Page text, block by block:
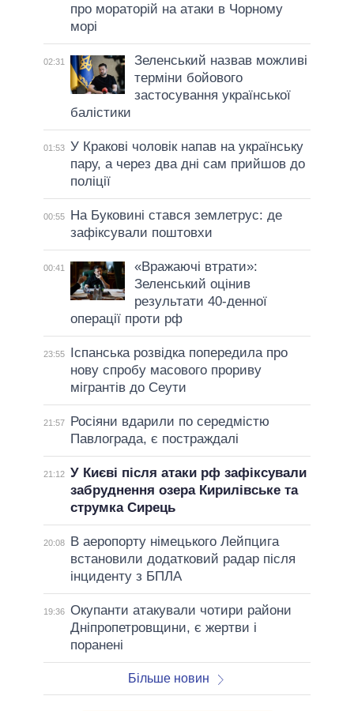
про мораторій на атаки в Чорному
морі
02:31
Зеленський назвав можливі
терміни бойового
застосування української
балістики
01:53 У Кракові чоловік напав на українську
пару, а через два дні сам прийшов до
поліції
00:55
На Буковині стався землетрус: де
зафіксували поштовхи
00:41
«Вражаючі втрати»:
Зеленський оцінив
результати 40-денної
операції проти рф
23:55
Іспанська розвідка попередила про
нову спробу масового прориву
мігрантів до Сеути
21:57
Росіяни вдарили по середмістю
Павлограда, є постраждалі
21:12 У Києві після атаки рф зафіксували
забруднення озера Кирилівське та
струмка Сирець
20:08
В аеропорту німецького Лейпцига
встановили додатковий радар після
інциденту з БПЛА
19:36 Окупанти атакували чотири райони
Дніпропетровщини, є жертви і
поранені
Більше новин